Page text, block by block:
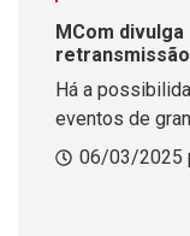
MCom
retransmissão
Há a
eventos de
06/03/2025